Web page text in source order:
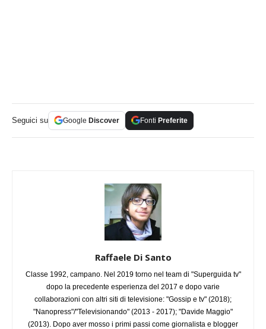
Seguici su Google Discover Fonti Preferite
Raffaele Di Santo
Classe 1992, campano. Nel 2019 torno nel team di "Superguida tv"
dopo la precedente esperienza del 2017 e dopo varie
collaborazioni con altri siti di televisione: "Gossip e tv" (2018);
"Nanopress"/"Televisionando" (2013 - 2017); "Davide Maggio"
(2013). Dopo aver mosso i primi passi come giornalista e blogger